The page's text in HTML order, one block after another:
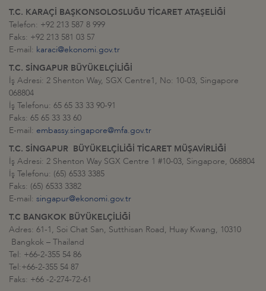
T.C. KARAÇİ BAŞKONSOLOSLUĞU TİCARET ATAŞELİĞİ
Telefon: +92 213 587 8 999
Faks: +92 213 581 03 57
E-mail: karaci@ekonomi.gov.tr
T.C. SİNGAPUR BÜYÜKELÇİLİĞİ
İş Adresi: 2 Shenton Way, SGX Centre1, No: 10-03, Singapore
068804
İş Telefonu: 65 65 33 33 90-91
Faks: 65 65 33 33 60
E-mail: embassy.singapore@mfa.gov.tr
T.C. SİNGAPUR BÜYÜKELÇİLİĞİ TİCARET MÜŞAVİRLİĞİ
İş Adresi: 2 Shenton Way SGX Centre 1 #10-03, Singapore, 068804
İş Telefonu: (65) 6533 3385
Faks: (65) 6533 3382
E-mail: singapur@ekonomi.gov.tr
T.C BANGKOK BÜYÜKELÇİLİĞİ
Adres: 61-1, Soi Chat San, Sutthisan Road, Huay Kwang, 10310
Bangkok – Thailand
Tel: +66-2-355 54 86
Tel:+66-2-355 54 87
Faks: +66 -2-274-72-61